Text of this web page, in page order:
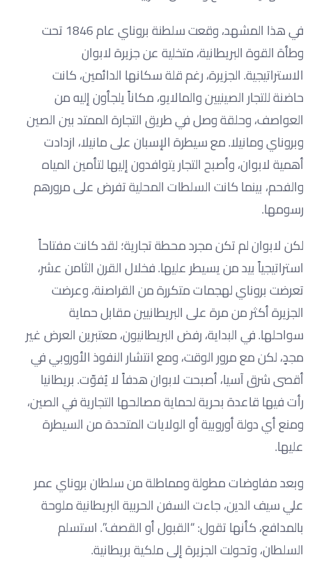
في هذا المشهد، وقعت سلطنة بروناي عام 1846 تحت
وطأة القوة البريطانية، متخلية عن جزيرة لابوان
الاستراتيجية. الجزيرة، رغم قلة سكانها الدائمين، كانت
حاضنة للتجار الصينيين والمالايو، مكاناً يلجأون إليه من
العواصف، وحلقة وصل في طريق التجارة الممتد بين الصين
وبروناي ومانيلا. مع سيطرة الإسبان على مانيلا، ازدادت
أهمية لابوان، وأصبح التجار يتوافدون إليها لتأمين المياه
والفحم، بينما كانت السلطات المحلية تفرض على مرورهم
رسومها.
لكن لابوان لم تكن مجرد محطة تجارية؛ لقد كانت مفتاحاً
استراتيجياً بيد من يسيطر عليها. فخلال القرن الثامن عشر،
تعرضت بروناي لهجمات متكررة من القراصنة، وعرضت
الجزيرة أكثر من مرة على البريطانيين مقابل حماية
سواحلها. في البداية، رفض البريطانيون، معتبرين العرض غير
مجدٍ، لكن مع مرور الوقت، ومع انتشار النفوذ الأوروبي في
أقصى شرق آسيا، أصبحت لابوان هدفاً لا يُفوّت. بريطانيا
رأت فيها قاعدة بحرية لحماية مصالحها التجارية في الصين،
ومنع أي دولة أوروبية أو الولايات المتحدة من السيطرة
عليها.
وبعد مفاوضات مطولة ومماطلة من سلطان بروناي عمر
علي سيف الدين، جاءت السفن الحربية البريطانية ملوحة
بالمدافع، كأنها تقول: “القبول أو القصف”. استسلم
السلطان، وتحولت الجزيرة إلى ملكية بريطانية.